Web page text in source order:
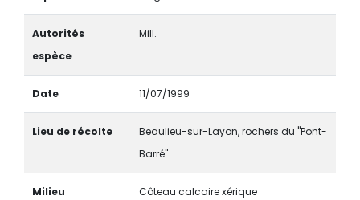
Autorités
espèce
Mill.
Date 11/07/1999
Lieu de récolte
Beaulieu-sur-Layon, rochers du "Pont-
Barré"
Milieu Côteau calcaire xérique